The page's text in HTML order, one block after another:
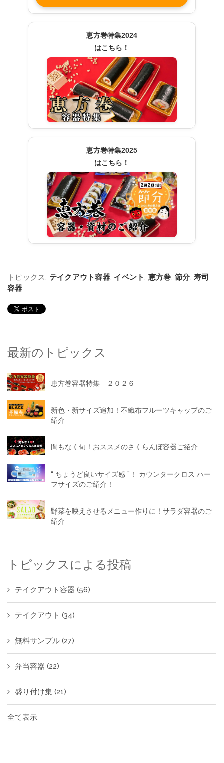
恵方巻特集2024
はこちら！
恵方巻特集2025
はこちら！
トピックス: テイクアウト容器, イベント 恵方巻 節分, 寿司
容器
最新のトピックス
恵方巻容器特集 ２０２６
新色・新サイズ追加！不織布フルーツキャップのご
紹介
間もなく旬！おススメのさくらんぼ容器ご紹介
“ ちょうど良いサイズ感 ”！ カウンタークロス ハー
フサイズのご紹介！
野菜を映えさせるメニュー作りに！サラダ容器のご
紹介
トピックスによる投稿
テイクアウト容器 (56)
テイクアウト (34)
無料サンプル (27)
弁当容器 (22)
盛り付け集 (21)
全て表示